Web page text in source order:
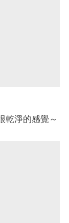
乾淨的感覺～